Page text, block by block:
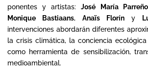
ponentes y artistas:José María Parreño
Monique Bastiaans, Anaïs Florín y
intervenciones abordarán diferentes
la crisis climática, la conciencia
como herramienta de sensibilización,
medioambiental.